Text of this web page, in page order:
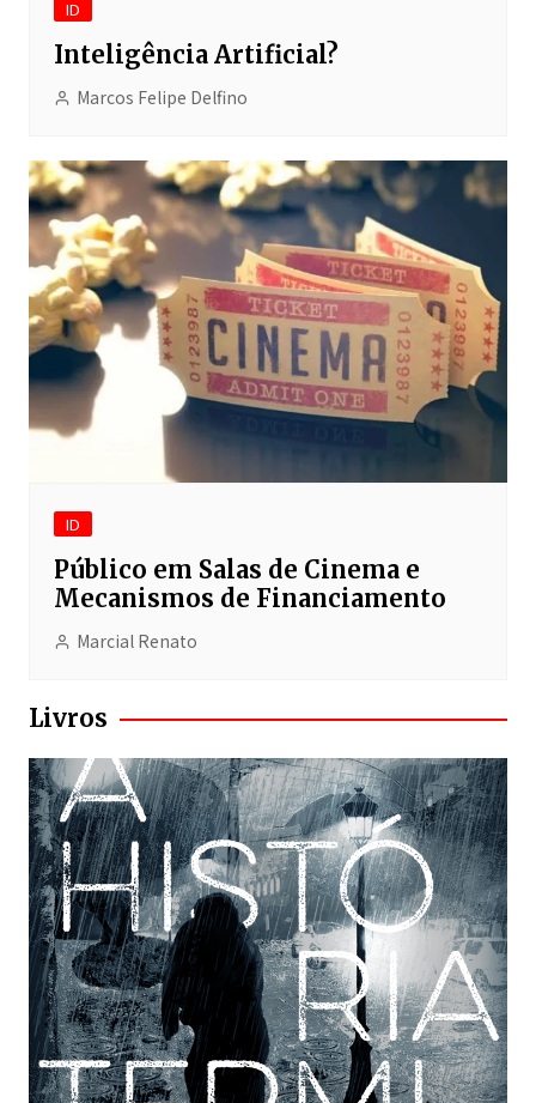
ID
Inteligência Artificial?
Marcos Felipe Delfino
ID
Público em Salas de Cinema e
Mecanismos de Financiamento
Marcial Renato
Livros